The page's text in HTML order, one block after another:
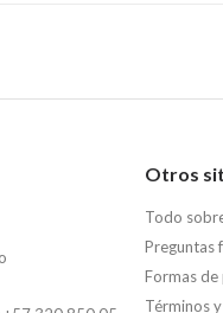
Otros
Todo
Preguntas
Formas de
Términos